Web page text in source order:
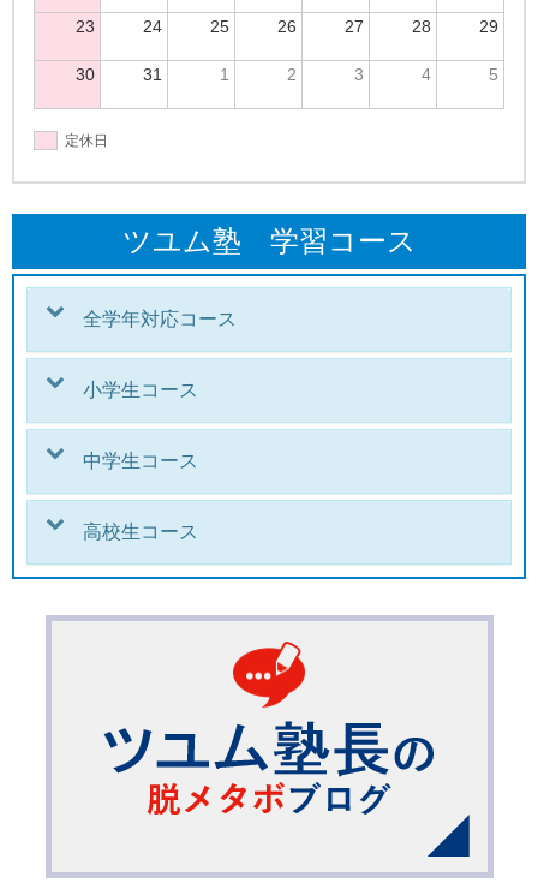
23 24 25 26 27 28 29
30 31 1 2 3 4 5
定休日
ツユム塾 学習コース
全学年対応コース
小学生コース
中学生コース
高校生コース